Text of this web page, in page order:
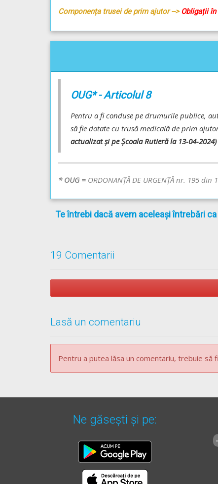
Componența trusei de prim ajutor -->Obligații
OUG* - Articolul 8
Pentru a fi conduse pe drumurile publice,
să fie dotate cu trusă medicală de prim
actualizat și pe Școala Rutieră la 13-04-2024)
* OUG = ORDONANŢĂ DE URGENŢĂ nr. 195 din
Te întrebi dacă avem aceleași întrebări
19 Comentarii
Lasă un comentariu
Pentru a putea lăsa un comentariu, trebuie să
Ne găsești și pe: